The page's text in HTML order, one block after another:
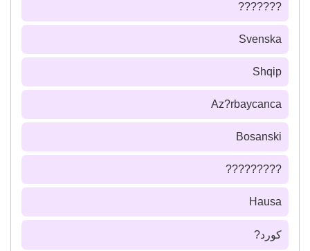
???????
Svenska
Shqip
Az?rbaycanca
Bosanski
?????????
Hausa
كورد?